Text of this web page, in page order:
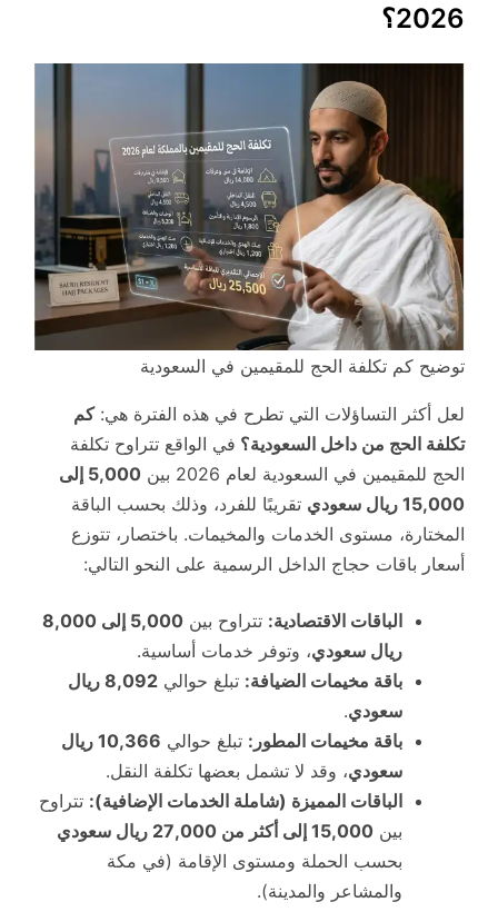
2026؟
توضيح كم تكلفة الحج للمقيمين في السعودية
لعل أكثر التساؤلات التي تطرح في هذه الفترة هي:كم
تكلفة الحج من داخل السعودية؟ في الواقع تتراوح تكلفة
الحج للمقيمين في السعودية لعام 2026 بين
5,000 إلى
15,000 ريال سعودي
تقريبًا للفرد، وذلك بحسب الباقة
المختارة، مستوى الخدمات والمخيمات. باختصار، تتوزع
أسعار باقات حجاج الداخل الرسمية على النحو التالي:
الباقات الاقتصادية: تتراوح بين
5,000 إلى 8,000
ريال سعودي، وتوفر خدمات أساسية.
باقة مخيمات الضيافة: تبلغ حوالي
8,092 ريال
سعودي.
باقة مخيمات المطور: تبلغ حوالي
10,366 ريال
سعودي، وقد لا تشمل بعضها تكلفة النقل.
الباقات المميزة (شاملة الخدمات الإضافية): تتراوح
بين 15,000 إلى أكثر من 27,000 ريال سعودي
بحسب الحملة ومستوى الإقامة (في مكة
والمشاعر والمدينة).